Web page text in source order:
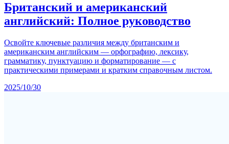
Британский и американский
английский: Полное руководство
Освойте ключевые различия между британским и
американским английским — орфографию, лексику,
грамматику, пунктуацию и форматирование — с
практическими примерами и кратким справочным листом.
2025/10/30